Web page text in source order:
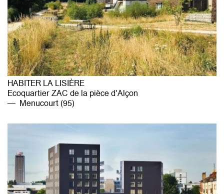
HABITER LA LISIÈRE
Ecoquartier ZAC de la pièce d'Alçon
Menucourt (95)